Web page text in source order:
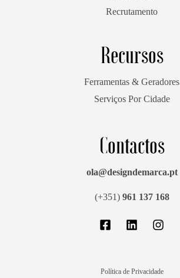
Recrutamento
Recursos
Ferramentas & Geradores
Serviços Por Cidade
Contactos
ola@designdemarca.pt
(+351) 961 137 168
Política de Privacidade